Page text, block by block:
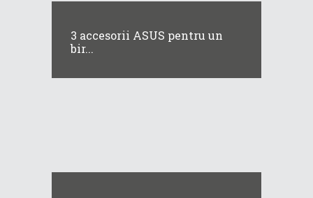
3 accesorii ASUS pentru un
bir...